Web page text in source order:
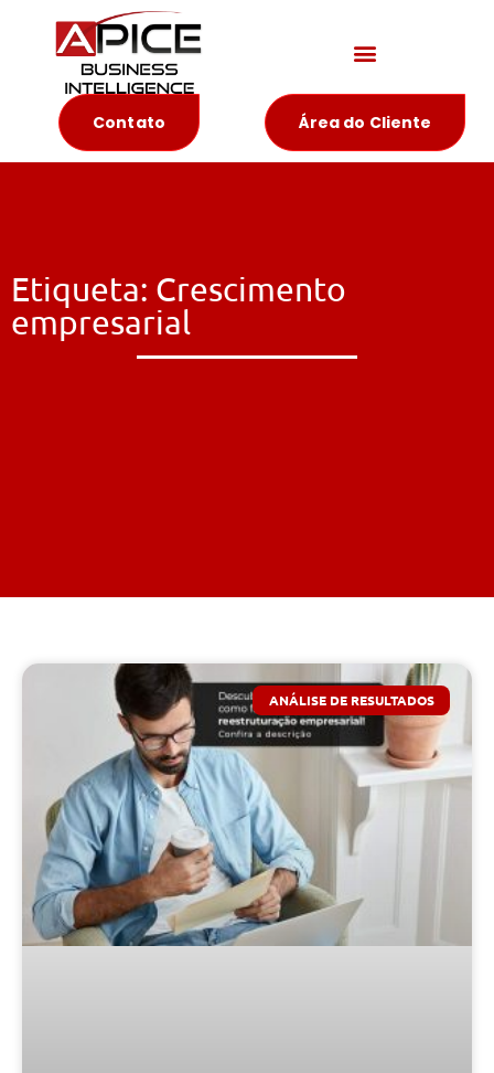
Contato Área do Cliente
Etiqueta: Crescimento
empresarial
ANÁLISE DE RESULTADOS